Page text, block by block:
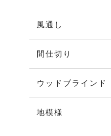
風通し
間仕切り
ウッドブラインド
地模様